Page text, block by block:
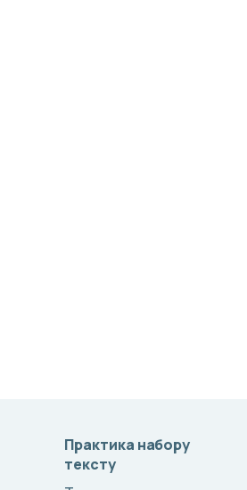
Практика набору
тексту